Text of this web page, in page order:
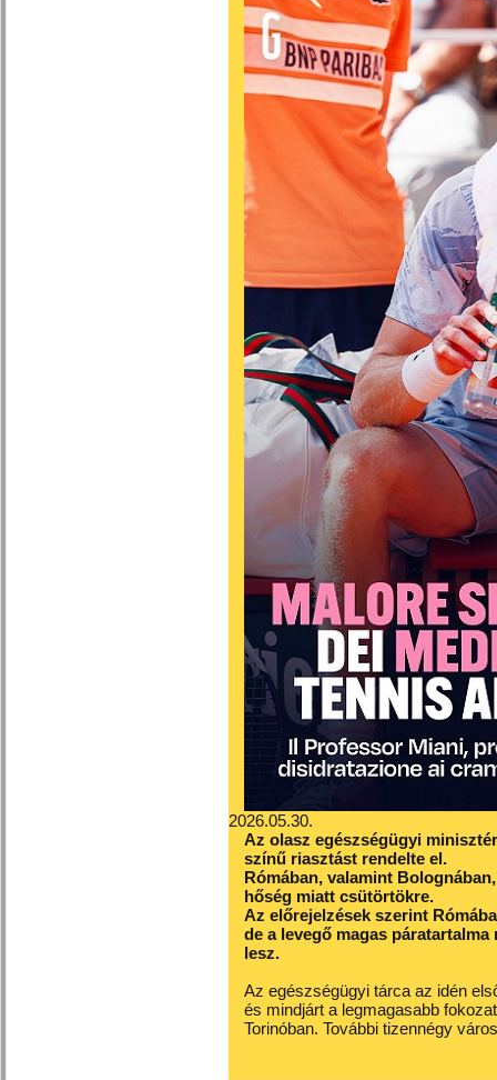
2026.05.30.
Az olasz egészségügyi
színű riasztást rendelte el.
Rómában, valamint
hőség miatt csütörtökre.
Az előrejelzések szerint
de a levegő magas
lesz.
Az egészségügyi tárca az idén
és mindjárt a legmagasabb
Torinóban. További tizennégy